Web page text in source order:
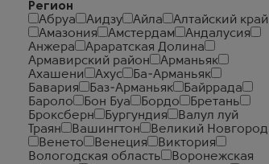
Регион
Абруа
Аидзу Айла
Алтайский край
Амазония
Амстердам
Андалусия
Анжера
Араратская Долина
Армавирский район
Арманьяк
Ахашени
Ахус
Ба-Арманьяк
Бавария
Баз-Арманьяк
Байррада
Бароло
Бон Буа Бордо
Бретань
Броксберн
Бургундия
Валул луй
Траян
Вашингтон
Великий Новгород
Венето
Венеция
Виктория
Вологодская область
Воронежская